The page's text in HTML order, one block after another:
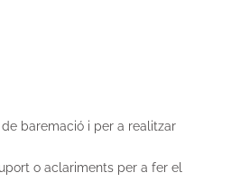
de baremació i per a realitzar
o aclariments per a fer el